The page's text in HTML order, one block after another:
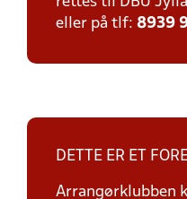
eller på tlf: 8939
DETTE ER ET
Arrangørklubben